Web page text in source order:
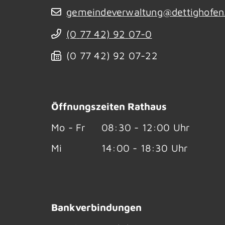
(0 77 42) 92 07-0
(0 77 42) 92 07-22
Öffnungszeiten Rathaus
Mo - Fr
08:30 - 12:00 Uhr
Mi
14:00 - 18:30 Uhr
Bankverbindungen